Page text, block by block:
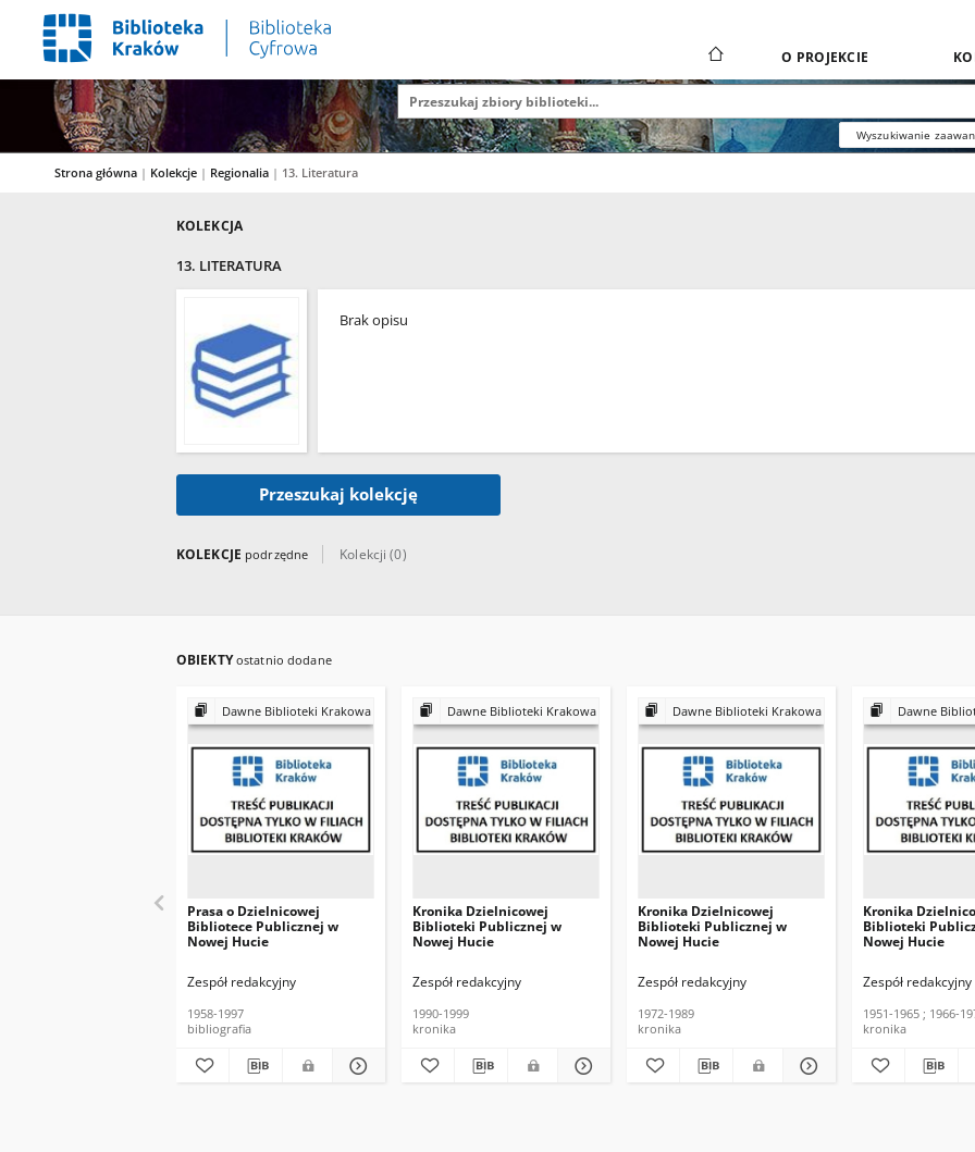
O PROJEKCIE
Wyszukiwanie
Strona główna | Kolekcje | Regionalia | 13. Literatura
KOLEKCJA
13. LITERATURA
Brak opisu
Przeszukaj kolekcję
KOLEKCJE podrzędne Kolekcji (0)
OBIEKTYostatnio dodane
Dawne Biblioteki Krakowa
Prasa o Dzielnicowej
Bibliotece Publicznej w
Nowej Hucie
Zespół redakcyjny
1958-1997
bibliografia
Dawne Biblioteki Krakowa
Kronika Dzielnicowej
Biblioteki Publicznej w
Nowej Hucie
Zespół redakcyjny
1990-1999
kronika
Dawne Biblioteki Krakowa
Kronika Dzielnicowej
Biblioteki Publicznej w
Nowej Hucie
Zespół redakcyjny
1972-1989
kronika
Dawne
Kronika
Biblioteki
Nowej Hucie
Zespół redakcyjny
1951-1965 ; 1966-
kronika